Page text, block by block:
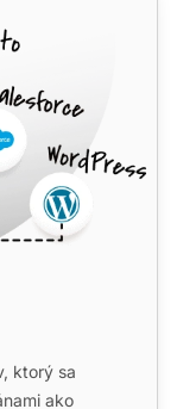
ktorý sa
ako